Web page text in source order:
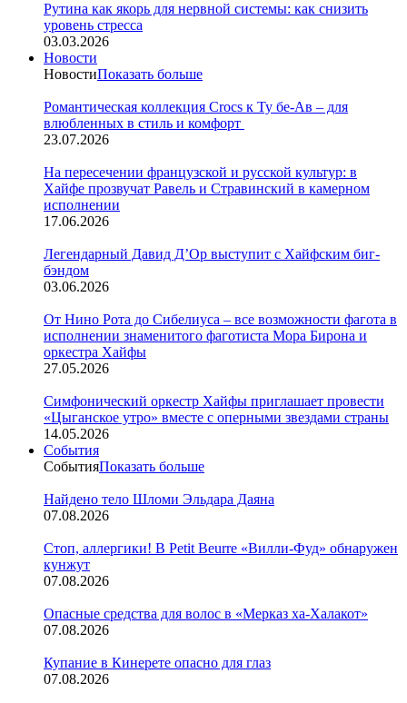
Рутина как якорь для нервной системы: как снизить
уровень стресса
03.03.2026
Новости
НовостиПоказать больше
Романтическая коллекция Crocs к Ту бе-Ав – для
влюбленных в стиль и комфорт
23.07.2026
На пересечении французской и русской культур: в
Хайфе прозвучат Равель и Стравинский в камерном
исполнении
17.06.2026
Легендарный Давид Д’Ор выступит с Хайфским биг-
бэндом
03.06.2026
От Нино Рота до Сибелиуса – все возможности фагота в
исполнении знаменитого фаготиста Мора Бирона и
оркестра Хайфы
27.05.2026
Симфонический оркестр Хайфы приглашает провести
«Цыганское утро» вместе с оперными звездами страны
14.05.2026
События
СобытияПоказать больше
Найдено тело Шломи Эльдара Даяна
07.08.2026
Стоп, аллергики! В Petit Beurre «Вилли-Фуд» обнаружен
кунжут
07.08.2026
Опасные средства для волос в «Мерказ ха-Халакот»
07.08.2026
Купание в Кинерете опасно для глаз
07.08.2026